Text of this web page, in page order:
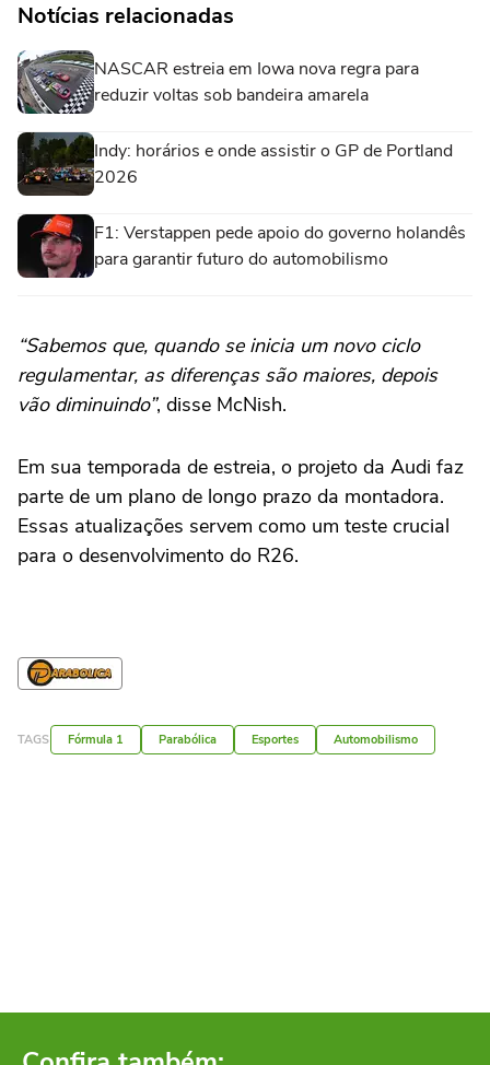
Notícias relacionadas
NASCAR estreia em Iowa nova regra para
reduzir voltas sob bandeira amarela
Indy: horários e onde assistir o GP de Portland
2026
F1: Verstappen pede apoio do governo holandês
para garantir futuro do automobilismo
“Sabemos que, quando se inicia um novo ciclo
regulamentar, as diferenças são maiores, depois
vão diminuindo”, disse McNish.
Em sua temporada de estreia, o projeto da Audi faz
parte de um plano de longo prazo da montadora.
Essas atualizações servem como um teste crucial
para o desenvolvimento do R26.
TAGS Fórmula 1 Parabólica Esportes Automobilismo